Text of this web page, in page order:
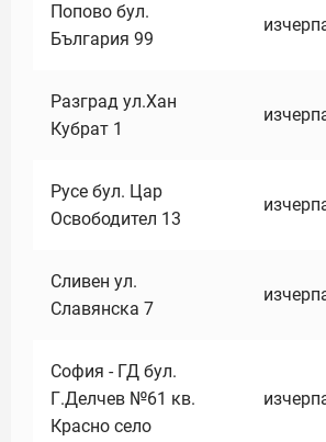
Попово бул.
България 99
Разград ул.Хан
Кубрат 1
Русе бул. Цар
Освободител 13
Сливен ул.
Славянска 7
София - ГД бул.
Г.Делчев №61 кв.
Красно село